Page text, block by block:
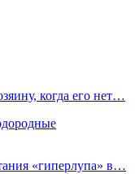
когда его нет…
«гиперлупа» в…